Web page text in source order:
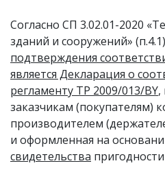
Согласно СП 3.02.01-2020
зданий и сооружений» (п.4.1)
подтверждения
является Декларация о
регламенту ТР 2009/013/BY,
заказчикам (покупателям)
производителем
и оформленная на
свидетельства